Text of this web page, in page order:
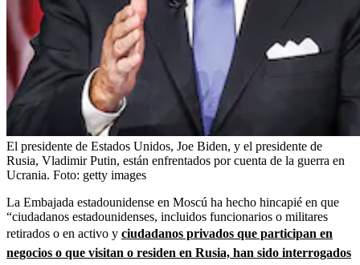
El presidente de Estados Unidos, Joe Biden, y el presidente de
Rusia, Vladimir Putin, están enfrentados por cuenta de la guerra en
Ucrania. Foto: getty images
La Embajada estadounidense en Moscú ha hecho hincapié en que
“ciudadanos estadounidenses, incluidos funcionarios o militares
retirados o en activo y ciudadanos privados que participan en
negocios o que visitan o residen en Rusia, han sido interrogados